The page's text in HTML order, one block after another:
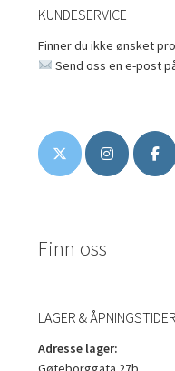
KUNDESERVICE
Finner du ikke ønsket
Send oss en e-post
Finn oss
LAGER & ÅPNINGSTIDER
Adresse lager: